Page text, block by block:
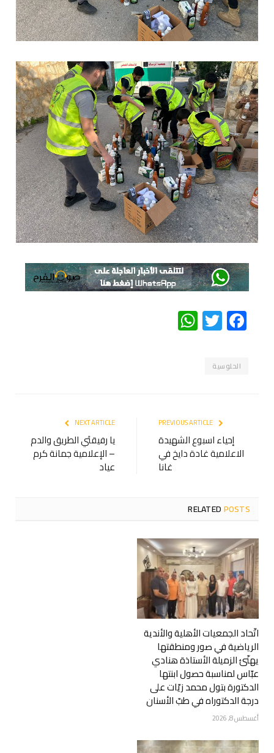
Facebook
Twitter
WhatsApp
الحلوسية
إحياء اسبوع الشهيدة
الاعلامية غادة دايخ في
غانا
NEXT ARTICLE
يا رفيقتَي الطريق والدم
– الإعلامية جمانة كرم
عياد
RELATEDPOSTS
اتّحاد الجمعيات الأهلية والأندية
الرياضية في صور ومنطقتها
يهنّئ الزميلة الأستاذة هنادي
عبّاس لمناسبة حصول ابنتها
الدكتورة بتول محمد زيّات على
درجة الدكتوراه في طبّ الأسنان
أغسطس 8, 2026